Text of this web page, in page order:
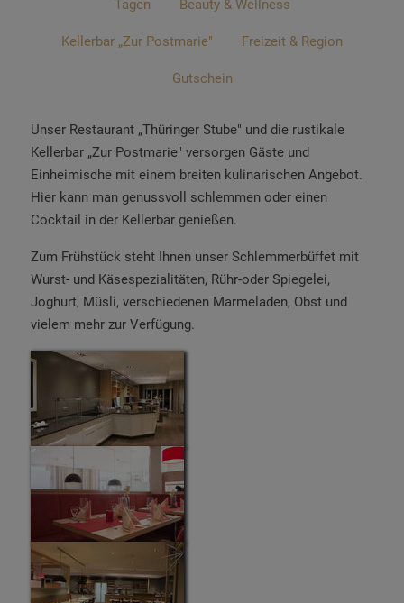
Tagen Beauty & Wellness
Kellerbar „Zur Postmarie" Freizeit & Region
Gutschein
Unser Restaurant „Thüringer Stube" und die rustikale
Kellerbar „Zur Postmarie" versorgen Gäste und
Einheimische mit einem breiten kulinarischen Angebot.
Hier kann man genussvoll schlemmen oder einen
Cocktail in der Kellerbar genießen.
Zum Frühstück steht Ihnen unser Schlemmerbüffet mit
Wurst- und Käsespezialitäten, Rühr-oder Spiegelei,
Joghurt, Müsli, verschiedenen Marmeladen, Obst und
vielem mehr zur Verfügung.